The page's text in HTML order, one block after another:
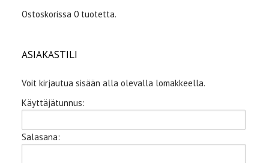
Ostoskorissa 0 tuotetta.
ASIAKASTILI
Voit kirjautua sisään alla olevalla lomakkeella.
Käyttäjätunnus:
Salasana: